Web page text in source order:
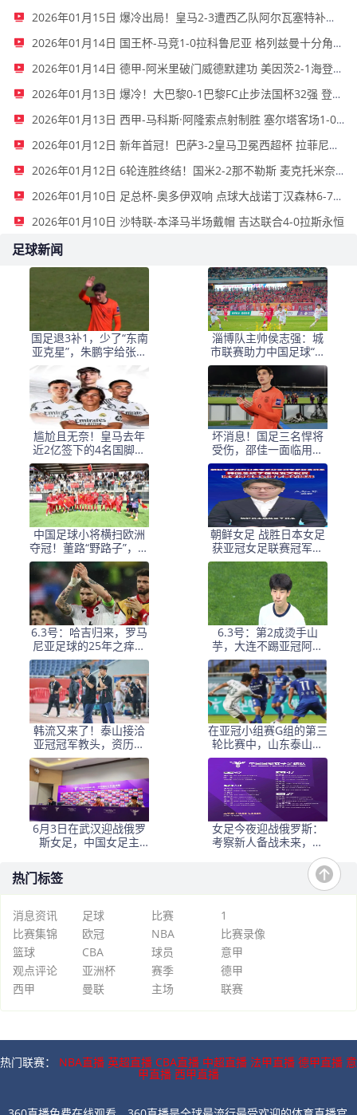
2026年01月15日 爆冷出局！皇马2-3遭西乙队阿尔瓦塞特补时绝杀 无缘国王杯8强
2026年01月14日 国王杯-马竞1-0拉科鲁尼亚 格列兹曼十分角任意球破门+远射中横梁
2026年01月14日 德甲-阿米里破门威德默建功 美因茨2-1海登海姆
2026年01月13日 爆冷！大巴黎0-1巴黎FC止步法国杯32强 登贝莱失单刀埃梅里中框
2026年01月13日 西甲-马科斯·阿隆索点射制胜 塞尔塔客场1-0塞维利亚
2026年01月12日 新年首冠！巴萨3-2皇马卫冕西超杯 拉菲尼亚双响维尼修斯一条龙
2026年01月12日 6轮连胜终结！国米2-2那不勒斯 麦克托米奈双响恰20点射孔蒂染红
2026年01月10日 足总杯-奥多伊双响 点球大战诺丁汉森林6-7雷克瑟姆
2026年01月10日 沙特联-本泽马半场戴帽 吉达联合4-0拉斯永恒
足球新闻
国足退3补1，少了“东南
亚克星”，朱鹏宇给张玉
宁当替补 防线不稳
淄博队主帅侯志强：城
市联赛助力中国足球“基
础建设”｜专访
尴尬且无奈！皇马去年
近2亿签下的4名国脚新
援，今夏均无缘世界杯
坏消息！国足三名悍将
受伤，邵佳一面临用人
荒，武磊也难出场
中国足球小将横扫欧洲
夺冠！董路“野路子”，撕
开了谁的遮羞布？
朝鲜女足 战胜日本女足
获亚冠女足联赛冠军李
在明 发文祝贺
6.3号：哈吉归来，罗马
尼亚足球的25年之痒能
解么？
6.3号：第2成烫手山
芋，大连不踢亚冠阿奇
+马莱莱没必要换练好新
星更重要
韩流又来了！泰山接洽
亚冠冠军教头，资历与
名气全面压过徐正源
在亚冠小组赛G组的第三
轮比赛中，山东泰山客
场挑战韩国球队仁
6月3日在武汉迎战俄罗
斯女足，中国女足主
女足今夜迎战俄罗斯：
考察新人备战未来，古
雅沙退役展玫瑰情怀
热门标签
消息资讯 足球 比赛
1
比赛集锦
欧冠 NBA
比赛录像
篮球
CBA 球员
意甲
观点评论
亚洲杯 赛季
德甲
西甲
曼联 主场 联赛
热门联赛： NBA直播 英超直播 CBA直播 中超直播 法甲直播 德甲直播 意
甲直播 西甲直播